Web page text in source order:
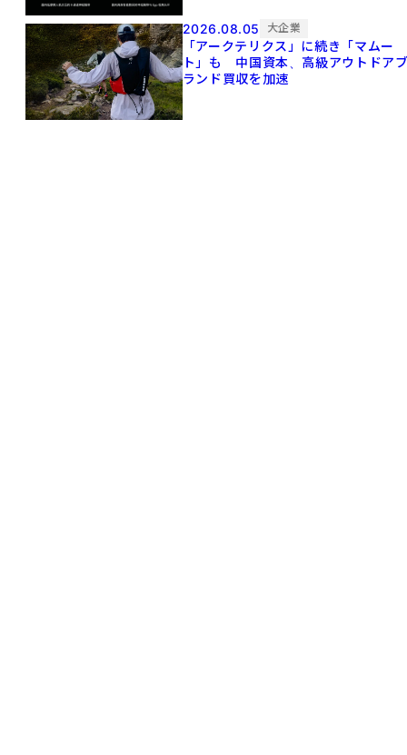
2026.08.05 大企業
「アークテリクス」に続き「マムー
ト」も 中国資本、高級アウトドア
ランド買収を加速